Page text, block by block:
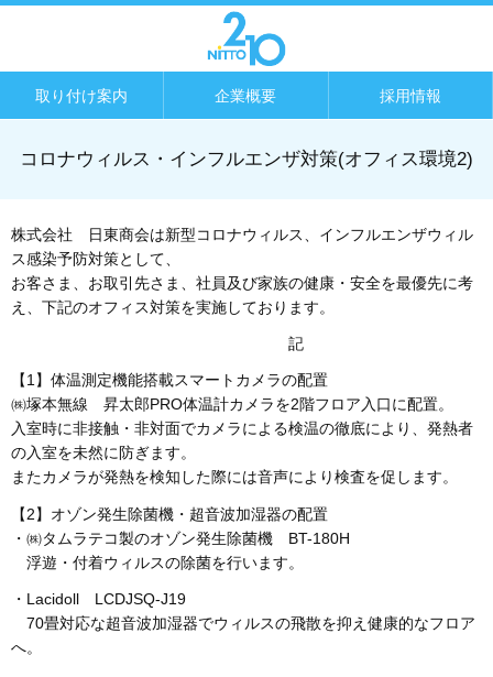
取り付け案内 企業概要 採用情報
コロナウィルス・インフルエンザ対策(オフィス環境2)
株式会社 日東商会は新型コロナウィルス、インフルエンザウィル
ス感染予防対策として、
お客さま、お取引先さま、社員及び家族の健康・安全を最優先に考
え、下記のオフィス対策を実施しております。
記
【1】体温測定機能搭載スマートカメラの配置
㈱塚本無線 昇太郎PRO体温計カメラを2階フロア入口に配置。
入室時に非接触・非対面でカメラによる検温の徹底により、発熱者
の入室を未然に防ぎます。
またカメラが発熱を検知した際には音声により検査を促します。
【2】オゾン発生除菌機・超音波加湿器の配置
・㈱タムラテコ製のオゾン発生除菌機 BT-180H
浮遊・付着ウィルスの除菌を行います。
・Lacidoll LCDJSQ-J19
70畳対応な超音波加湿器でウィルスの飛散を抑え健康的なフロア
へ。